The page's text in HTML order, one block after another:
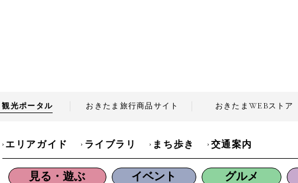
観光ポータル おきたま旅行商品 サイト おきたま WEBストア
エリアガイド ライブラリ まち歩き 交通案内
見る・遊ぶ イベント グルメ